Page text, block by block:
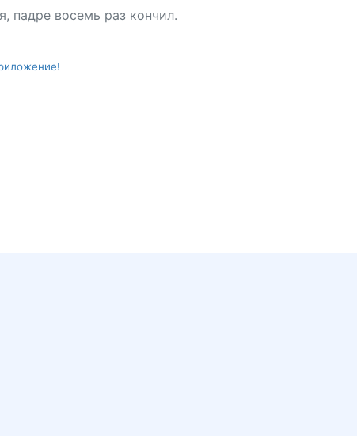
падре восемь раз кончил.